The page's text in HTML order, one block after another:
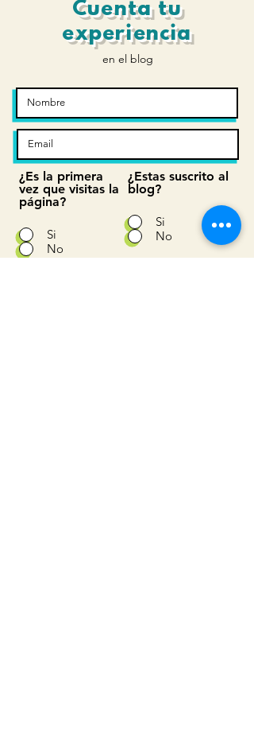
procesos nociceptivos
Cuenta tu
experiencia
en el blog
¿Es la primera
vez que visitas la
página?
Si
No
¿Estas suscrito al
blog?
Si
No